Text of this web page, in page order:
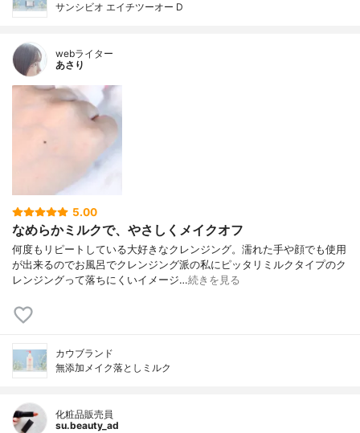
サンシビオ エイチツーオー D
webライター
あさり
5.00
なめらかミルクで、やさしくメイクオフ
何度もリピートしている大好きなクレンジング。濡れた手や顔でも使用
が出来るのでお風呂でクレンジング派の私にピッタリミルクタイプのク
レンジングって落ちにくいイメージ…続きを見る
カウブランド
無添加メイク落としミルク
化粧品販売員
su.beauty_ad